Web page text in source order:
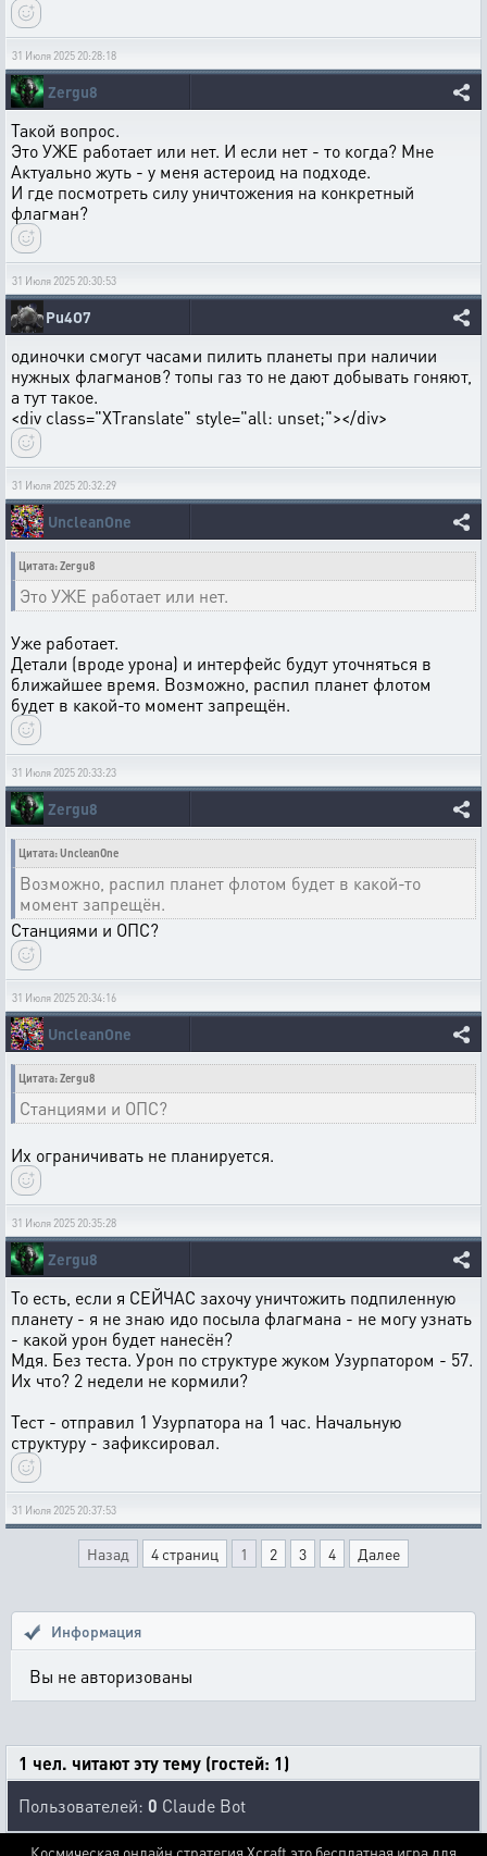
31 Июля 2025 20:28:18
Zergu8
Такой вопрос.
Это УЖЕ работает или нет. И если нет - то когда? Мне
Актуально жуть - у меня астероид на подходе.
И где посмотреть силу уничтожения на конкретный
флагман?
31 Июля 2025 20:30:53
Pu4O7
одиночки смогут часами пилить планеты при наличии
нужных флагманов? топы газ то не дают добывать гоняют,
а тут такое.
<div class="XTranslate" style="all: unset;"></div>
31 Июля 2025 20:32:29
UncleanOne
Цитата: Zergu8
Это УЖЕ работает или нет.
Уже работает.
Детали (вроде урона) и интерфейс будут уточняться в
ближайшее время. Возможно, распил планет флотом
будет в какой-то момент запрещён.
31 Июля 2025 20:33:23
Zergu8
Цитата: UncleanOne
Возможно, распил планет флотом будет в какой-то
момент запрещён.
Станциями и ОПС?
31 Июля 2025 20:34:16
UncleanOne
Цитата: Zergu8
Станциями и ОПС?
Их ограничивать не планируется.
31 Июля 2025 20:35:28
Zergu8
То есть, если я СЕЙЧАС захочу уничтожить подпиленную
планету - я не знаю идо посыла флагмана - не могу узнать
- какой урон будет нанесён?
Мдя. Без теста. Урон по структуре жуком Узурпатором - 57.
Их что? 2 недели не кормили?
Тест - отправил 1 Узурпатора на 1 час. Начальную
структуру - зафиксировал.
31 Июля 2025 20:37:53
Назад 4 страниц 1 2 3 4 Далее
Информация
Вы не авторизованы
1 чел. читают эту тему (гостей: 1)
Пользователей: 0 Claude Bot
Космическая онлайн стратегия Xcraft это бесплатная игра для